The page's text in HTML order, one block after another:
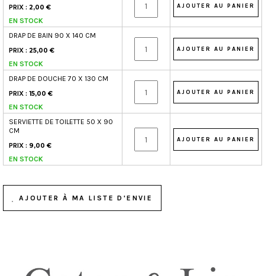
PRIX : 2,00 €
EN STOCK
DRAP DE BAIN 90 X 140 CM
PRIX : 25,00 €
EN STOCK
DRAP DE DOUCHE 70 X 130 CM
PRIX : 15,00 €
EN STOCK
SERVIETTE DE TOILETTE 50 X 90
CM
PRIX : 9,00 €
EN STOCK
AJOUTER À MA LISTE D'ENVIE